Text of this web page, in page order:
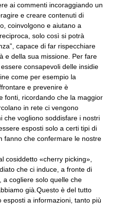
ai commenti incoraggiando un
e creare contenuti di
coinvolgono e aiutano a
solo così si potrà
capace di far rispecchiare
e della sua missione. Per fare
consapevoli delle insidie
come per esempio la
e prevenire è
fonti, ricordando che la maggior
in rete ci vengono
che vogliono soddisfare i nostri
esposti solo a certi tipi di
fanno che confermare le nostre
cosiddetto «cherry picking»,
che ci induce, a fronte di
a cogliere solo quelle che
già.Questo è del tutto
a informazioni, tanto più